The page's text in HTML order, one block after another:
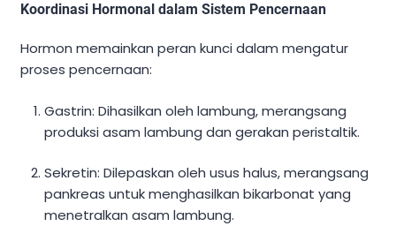
Koordinasi Hormonal dalam Sistem Pencernaan
Hormon memainkan peran kunci dalam mengatur
proses pencernaan:
Gastrin: Dihasilkan oleh lambung, merangsang
produksi asam lambung dan gerakan peristaltik.
Sekretin: Dilepaskan oleh usus halus, merangsang
pankreas untuk menghasilkan bikarbonat yang
menetralkan asam lambung.